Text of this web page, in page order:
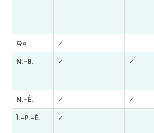
Qc ✓
N.-B. ✓ ✓
N.-É. ✓ ✓
Î.-P.-É. ✓